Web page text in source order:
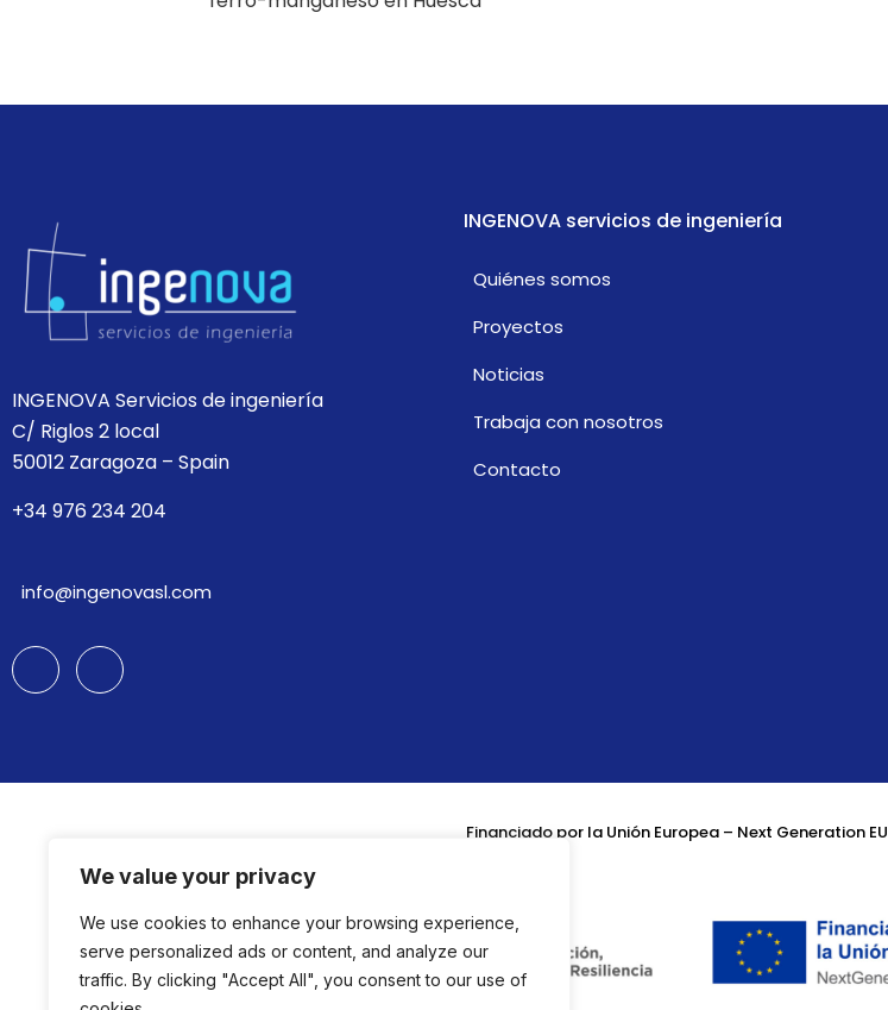
We value your privacy
We use cookies to enhance your browsing experience,
serve personalized ads or content, and analyze our
traffic. By clicking "Accept All", you consent to our use of
INGENOVA Servicios de ingeniería
C/ Riglos 2 local
50012 Zaragoza – Spain
+34 976 234 204
info@ingenovasl.com
INGENOVA servicios de ingeniería
Quiénes somos
Proyectos
Noticias
Trabaja con nosotros
Contacto
Financiado por la Unión Europea – Next Generation EU